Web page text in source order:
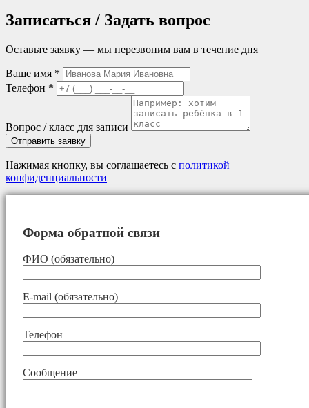
Записаться / Задать вопрос
Оставьте заявку — мы перезвоним вам в течение дня
Ваше имя *
Телефон *
Вопрос / класс для записи
Отправить заявку
Нажимая кнопку, вы соглашаетесь с политикой
конфиденциальности
Форма обратной связи
ФИО (обязательно)
E-mail (обязательно)
Телефон
Сообщение